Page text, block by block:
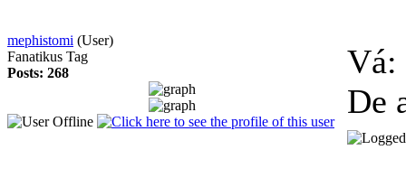
mephistomi (User)
Fanatikus Tag
Posts: 268
De